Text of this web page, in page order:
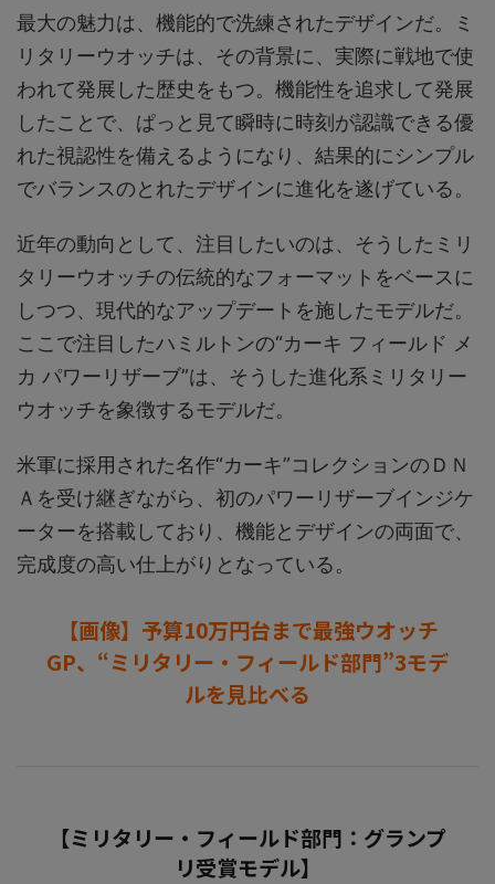
最大の魅力は、機能的で洗練されたデザインだ。ミ
リタリーウオッチは、その背景に、実際に戦地で使
われて発展した歴史をもつ。機能性を追求して発展
したことで、ぱっと見て瞬時に時刻が認識できる優
れた視認性を備えるようになり、結果的にシンプル
でバランスのとれたデザインに進化を遂げている。
近年の動向として、注目したいのは、そうしたミリ
タリーウオッチの伝統的なフォーマットをベースに
しつつ、現代的なアップデートを施したモデルだ。
ここで注目したハミルトンの“カーキ フィールド メ
カ パワーリザーブ”は、そうした進化系ミリタリー
ウオッチを象徴するモデルだ。
米軍に採用された名作“カーキ”コレクションのＤＮ
Ａを受け継ぎながら、初のパワーリザーブインジケ
ーターを搭載しており、機能とデザインの両面で、
完成度の高い仕上がりとなっている。
【画像】予算10万円台まで最強ウオッチ
GP、“ミリタリー・フィールド部門”3モデ
ルを見比べる
【ミリタリー・フィールド部門：グランプ
リ受賞モデル】